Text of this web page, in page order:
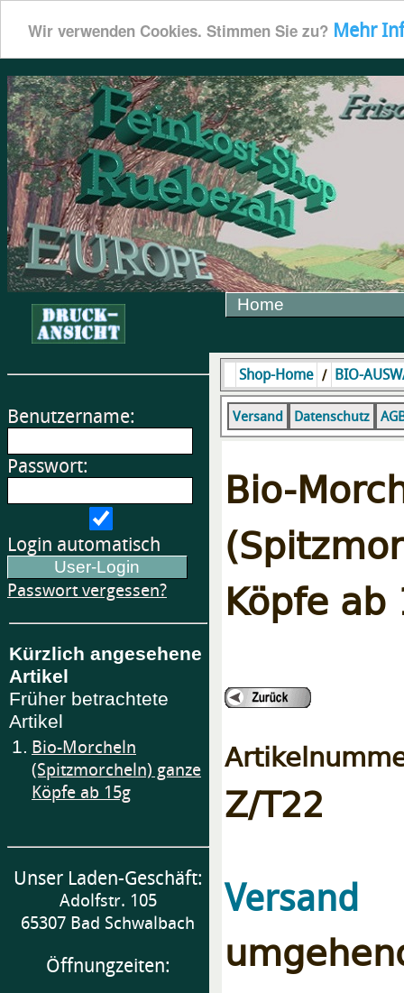
Wir verwenden Cookies. Stimmen Sie zu? Mehr
Home
Benutzername:
Passwort:
Login automatisch
Passwort vergessen?
Kürzlich angesehene
Artikel
Früher betrachtete
Artikel
1. Bio-Morcheln
(Spitzmorcheln) ganze
Köpfe ab 15g
Unser Laden-Geschäft:
Adolfstr. 105
65307 Bad Schwalbach
Öffnungzeiten:
Shop-Home / BIO-
Versand Datenschutz
Bio-
Köpfe ab
Z/T22
Versand